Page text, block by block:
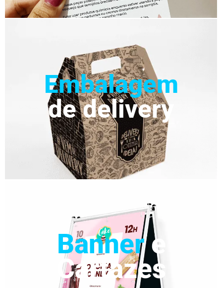
Embalagem
de delivery
Bannere
Cartazes